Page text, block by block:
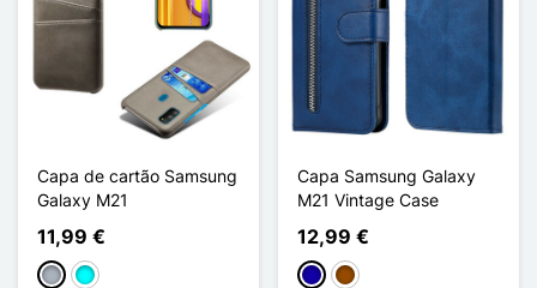
Capa de cartão Samsung
Galaxy M21
11,99 €
Cinzento
Ciano
Capa Samsung Galaxy
M21 Vintage Case
12,99 €
Azul Escuro
Castanho